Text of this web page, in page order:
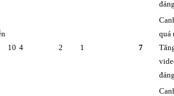
10 4 2 1 7
quá